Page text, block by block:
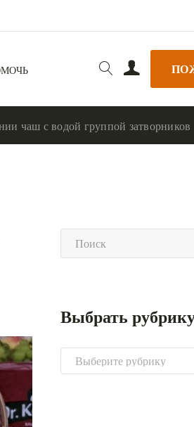
чаш с водой группой затворников
Выбрать
Выбрать
рубрику